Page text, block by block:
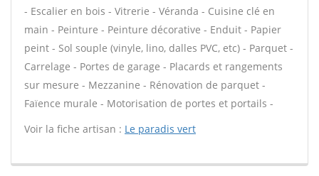
- Escalier en bois - Vitrerie - Véranda - Cuisine clé en
main - Peinture - Peinture décorative - Enduit - Papier
peint - Sol souple (vinyle, lino, dalles PVC, etc) - Parquet -
Carrelage - Portes de garage - Placards et rangements
sur mesure - Mezzanine - Rénovation de parquet -
Faïence murale - Motorisation de portes et portails -
Voir la fiche artisan : Le paradis vert